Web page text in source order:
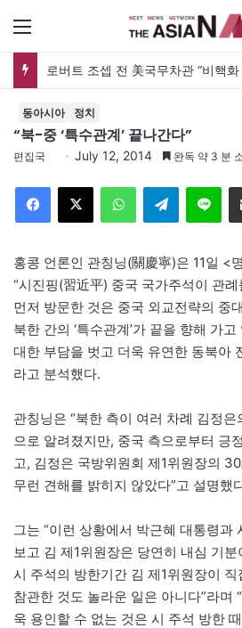
동아시아 정치
“북-중 ‘특수관계’ 끝나간다”
편집국 July 12, 2014 완독 약 3 분
Telegram
홍콩 언론인 관칭닝(關慶寧)은 11일 <
“시진핑(習近平) 중국 국가주석이 관
먼저 방문한 것은 중국 외교전략의 중
북한 간의 ‘특수관계’가 끝을 향해 가
대한 부담을 벗고 더욱 유연한 동북아
라고 분석했다.
관칭닝은 “북한 측이 여러 차례 김정
으로 알려졌지만, 중국 측으로부터 긍
고, 김정은 국방위원회 제1위원장의
무런 견해를 밝히지 않았다”고 설명했
그는 “이런 상황에서 박근혜 대통령과
보고 김 제1위원장은 당연히 내심 기
시 주석의 방한기간 김 제1위원장이 직
참관한 것도 놀라운 일은 아니다”라며
욱 용인할 수 없는 것은 시 주석 방한